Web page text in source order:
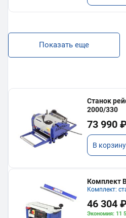
Показать еще
Станок
2000/330
73 990
В корзину
Комплект
Комплект:
46 304
Экономия: 11